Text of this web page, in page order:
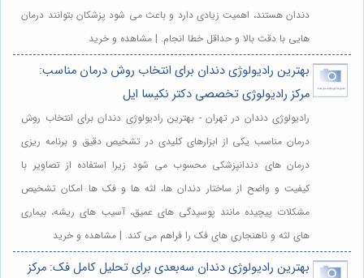
دندان هستند، اهمیت زیادی دارد و باعث می شود پزشکان بتوانند درمان
هایی با دقت بالا و حداقل خطا انجام. | مشاهده و خرید
بهترین رادیولوژی دندان برای انتخاب روش درمان مناسب:
مرکز رادیولوژی تخصصی دکتر نکیسا ایل
رادیولوژی دندان در تهران - بهترین رادیولوژی دندان برای انتخاب روش
درمان مناسب یکی از ابزارهای کلیدی در تشخیص دقیق و برنامه ریزی
درمان های دندانپزشکی محسوب می شود زیرا استفاده از تصاویر با
کیفیت و واضح از ساختار دندان ها، لثه ها و فک ها امکان تشخیص
مشکلات پیچیده مانند پوسیدگی های عمیق، آسیب های ریشه، بیماری
های لثه و ناهنجاری های فک را فراهم می کند. | مشاهده و خرید
بهترین رادیولوژی دندان سه‌بعدی برای تحلیل کامل فک: مرکز